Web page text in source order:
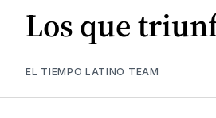
Los que
EL TIEMPO LATINO TEAM